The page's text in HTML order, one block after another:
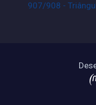
907/908 -